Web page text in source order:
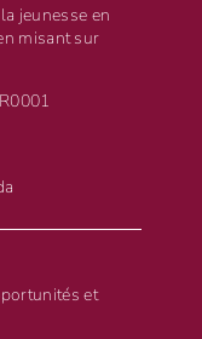
jeunesse en
misant sur
et